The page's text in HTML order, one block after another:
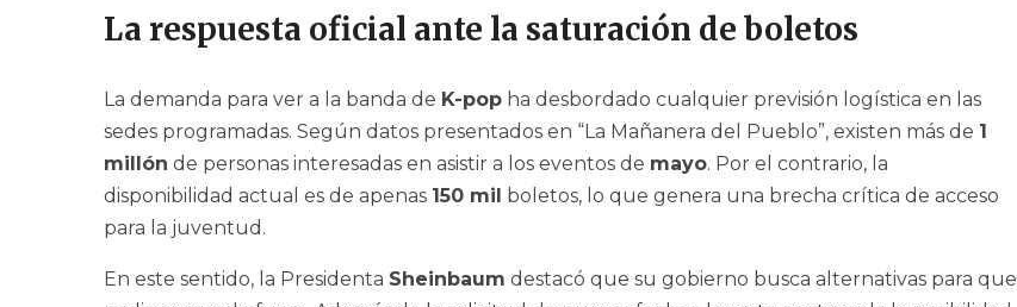
La respuesta oficial ante la saturación de boletos
La demanda para ver a la banda de K-pop ha desbordado cualquier previsión logística en las
sedes programadas. Según datos presentados en “La Mañanera del Pueblo”, existen más de 1
millón de personas interesadas en asistir a los eventos de mayo. Por el contrario, la
disponibilidad actual es de apenas 150 mil boletos, lo que genera una brecha crítica de acceso
para la juventud.
En este sentido, la Presidenta Sheinbaum destacó que su gobierno busca alternativas para que